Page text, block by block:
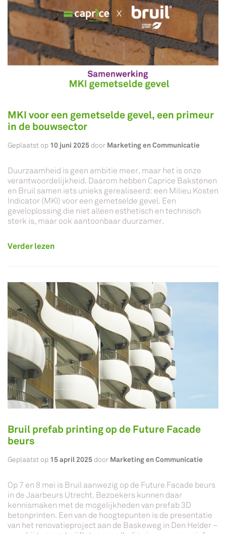
MKI voor een gemetselde gevel, een primeur
in de bouwsector
Geplaatst op 10 juni 2025door Marketing en Communicatie
Duurzaamheid is geen ambitie meer, maar het is onze
verantwoordelijkheid. Daarom hebben Caprice Bakstenen
en Bruil samen iets unieks gerealiseerd: een Milieu Kosten
Indicator (MKI) voor een gemetselde gevel. Een
geveloplossing die niet alleen esthetisch en technisch
sterk is, maar ook aantoonbaar duurzamer.
Verder lezen
Bruil prefab printing op de Future Facade
beurs
Geplaatst op 15 april 2025door Marketing en Communicatie
Op 7 en 8 mei is Bruil aanwezig op de Future Facade beurs
in de Jaarbeurs Utrecht. Bezoekers kunnen daar
kennismaken met de mogelijkheden van prefab 3D
betonprinten. Een van de hoogtepunten is de presentatie
van het renovatieproject aan de Baskeweg in Den Helder –